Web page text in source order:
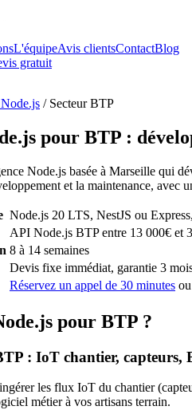
L'équipeAvis clientsContactBlog
gratuit
/ Secteur BTP
pour BTP :
Node.js basée à Marseille qui
et la maintenance, avec
Node.js 20 LTS, NestJS ou
API Node.js BTP entre 13 000€ et
8 à 14 semaines
Devis fixe immédiat, garantie 3
Réservez un appel de 30 minutes ou
pour BTP ?
: IoT chantier, capteurs,
les flux IoT du chantier
métier à vos artisans terrain.